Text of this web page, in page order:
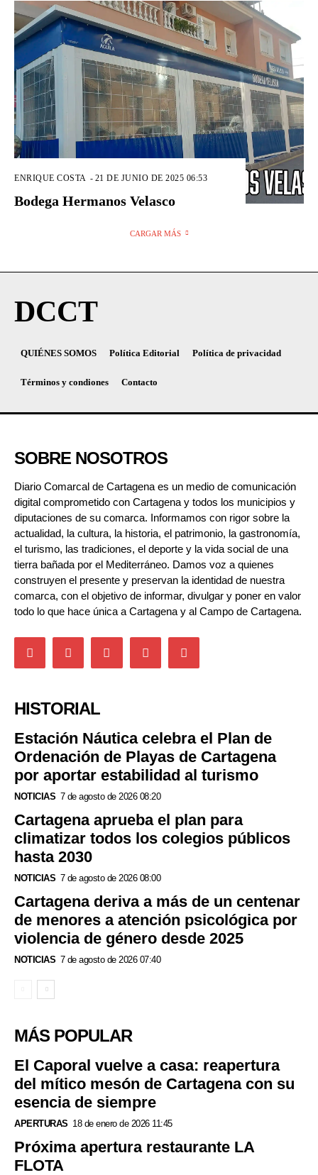
ENRIQUE COSTA - 21 DE JUNIO DE 2025 06:53
Bodega Hermanos Velasco
CARGAR MÁS
DCCT
QUIÉNES SOMOS Política Editorial Política de privacidad
Términos y condiones Contacto
SOBRE NOSOTROS
Diario Comarcal de Cartagena es un medio de comunicación
digital comprometido con Cartagena y todos los municipios y
diputaciones de su comarca. Informamos con rigor sobre la
actualidad, la cultura, la historia, el patrimonio, la gastronomía,
el turismo, las tradiciones, el deporte y la vida social de una
tierra bañada por el Mediterráneo. Damos voz a quienes
construyen el presente y preservan la identidad de nuestra
comarca, con el objetivo de informar, divulgar y poner en valor
todo lo que hace única a Cartagena y al Campo de Cartagena.
HISTORIAL
Estación Náutica celebra el Plan de
Ordenación de Playas de Cartagena
por aportar estabilidad al turismo
NOTICIAS 7 de agosto de 2026 08:20
Cartagena aprueba el plan para
climatizar todos los colegios públicos
hasta 2030
NOTICIAS 7 de agosto de 2026 08:00
Cartagena deriva a más de un centenar
de menores a atención psicológica por
violencia de género desde 2025
NOTICIAS 7 de agosto de 2026 07:40
MÁS POPULAR
El Caporal vuelve a casa: reapertura
del mítico mesón de Cartagena con su
esencia de siempre
APERTURAS 18 de enero de 2026 11:45
Próxima apertura restaurante LA
FLOTA